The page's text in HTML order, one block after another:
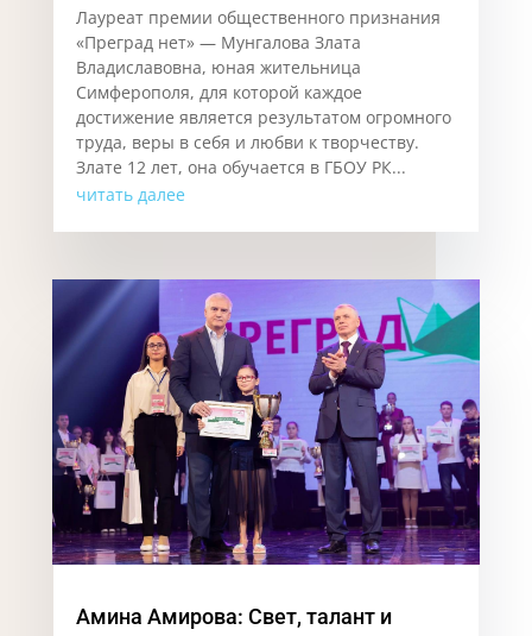
Лауреат премии общественного признания
«Преград нет» — Мунгалова Злата
Владиславовна, юная жительница
Симферополя, для которой каждое
достижение является результатом огромного
труда, веры в себя и любви к творчеству.
Злате 12 лет, она обучается в ГБОУ РК...
читать далее
Амина Амирова: Свет, талант и